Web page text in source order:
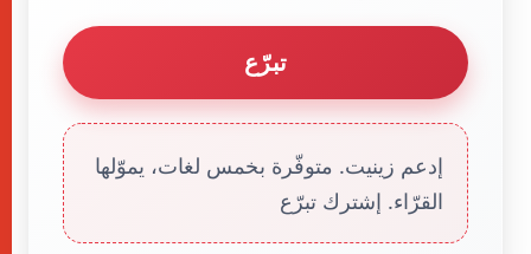
تبرّع
إدعم زينيت. متوفّرة بخمس لغات، يموّلها
القرّاء. إشترك تبرّع